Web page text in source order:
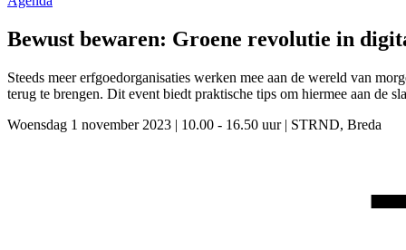
Bewust bewaren: Groene revolutie in
Steeds meer erfgoedorganisaties werken mee aan de wereld van
terug te brengen. Dit event biedt praktische tips om hiermee aan de
Woensdag 1 november 2023 | 10.00 - 16.50 uur | STRND, Breda